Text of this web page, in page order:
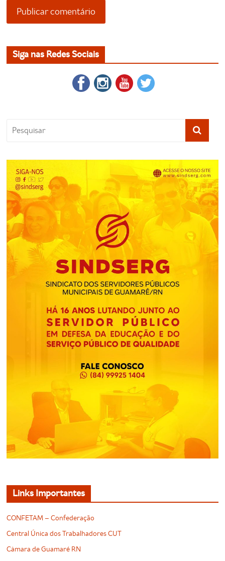
Siga nas Redes Sociais
Links Importantes
CONFETAM – Confederação
Central Única dos Trabalhadores CUT
Câmara de Guamaré RN